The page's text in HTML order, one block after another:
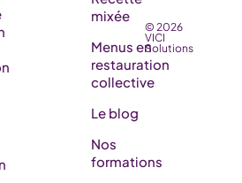
mixée
Menus en
restauration
collective
Le blog
Nos
formations
© 2026
VICI
Solutions